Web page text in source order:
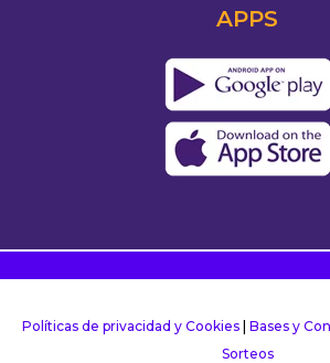
APPS
Políticas de privacidad y Cookies| Bases y
Sorteos